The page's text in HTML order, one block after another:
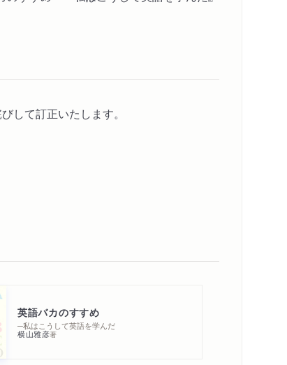
して訂正いたします。
英語バカのすすめ
─私はこうして英語を学んだ
横山雅彦著